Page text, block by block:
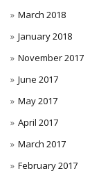
March 2018
January 2018
November 2017
June 2017
May 2017
April 2017
March 2017
February 2017